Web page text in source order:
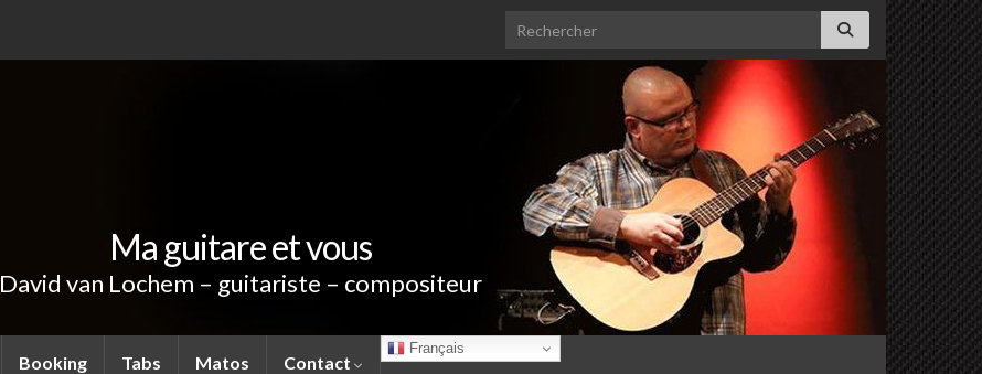
Search for:
Ma guitare et vous
David van Lochem – guitariste – compositeur
Booking Tabs Matos Contact
Français